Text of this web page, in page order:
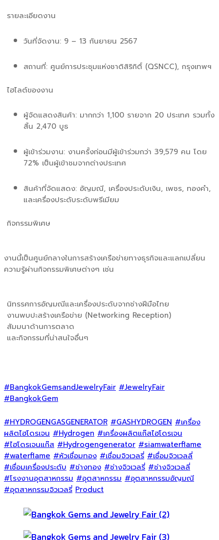
รายละเอียดงาน
วันที่จัดงาน: 9 – 13 กันยายน 2567
สถานที่: ศูนย์การประชุมแห่งชาติสิริกิติ์ (QSNCC), กรุงเทพฯ
ไฮไลต์ของงาน
ผู้จัดแสดงสินค้า: มากกว่า 1,100 รายจาก 20 ประเทศ รวมทั้ง
สิ้น 2,470 บูธ
ผู้เข้าร่วมงาน: งานครั้งก่อนมีผู้เข้าร่วมกว่า 39,579 คน โดย
72% เป็นผู้เข้าชมจากต่างประเทศ
สินค้าที่จัดแสดง: อัญมณี, เครื่องประดับเงิน, เพชร, ทองคำ,
และเครื่องประดับระดับพรีเมียม
กิจกรรมพิเศษ
งานนี้เป็นศูนย์กลางในการสร้างเครือข่ายทางธุรกิจและแลกเปลี่ยน
ความรู้ผ่านกิจกรรมพิเศษต่างๆ เช่น
นิทรรศการอัญมณีและเครื่องประดับจากช่างฝีมือไทย
งานพบปะสร้างเครือข่าย (Networking Reception)
สัมมนาด้านการตลาด
และกิจกรรมที่น่าสนใจอื่นๆ
#BangkokGemsandJewelryFair #JewelryFair
#BangkokGem
#HYDROGENGASGENERATOR #GASHYDROGEN #เครื่อง
ผลิตไฮโดรเจน #Hydrogen #เครื่องผลิตแก๊สไฮโดรเจน
#ไฮโดรเจนแก๊ส #Hydrogengenerator #siamwaterflame
#waterflame #หัวเชื่อมทอง #เชื่อมจิวเวลรี่ #เชื่อมจิวเวลลี่
#เชื่อมเครื่องประดับ #ช่างทอง #ช่างจิวเวลรี่ #ช่างจิวเวลลี่
#โรงงานอุตสาหกรรม #อุตสาหกรรม #อุตสาหกรรมอัญมณี
#อุตสาหกรรมจิวเวลรี่ Product